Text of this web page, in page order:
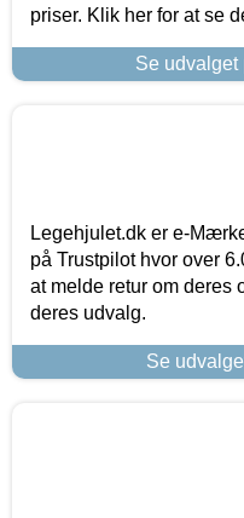
priser. Klik her for at se
Se udvalget
Legehjulet.dk er e-
på Trustpilot hvor over
at melde retur om deres
deres udvalg.
Se